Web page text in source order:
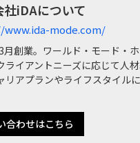
iDAについて
mode.com/
月創業。ワールド・モード・
ライアントニーズに応じて人
リアプランやライフスタイル
合わせはこちら